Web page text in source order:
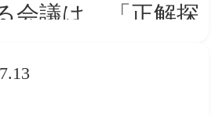
会議は、「正解探